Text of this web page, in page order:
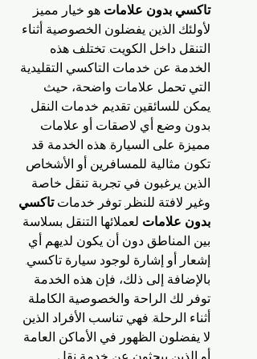
تاكسي بدون علامات هو خيار مميز
لأولئك الذين يفضلون الخصوصية أثناء
التنقل داخل الكويت. تختلف هذه
الخدمة عن خدمات التاكسي التقليدية
التي تحمل علامات واضحة، حيث
يمكن للسائقين تقديم خدمات النقل
بدون وضع أي لاصقات أو علامات
مميزة على السيارة. هذه الخدمة قد
تكون مثالية للمسافرين أو الأشخاص
الذين يرغبون في تجربة تنقل خاصة
وغير لافتة للنظر. توفر خدمات تاكسي
بدون علامات لعملائها التنقل بسلاسة
بين المناطق دون أن يكون لديهم أي
إشعار أو إشارة لوجود سيارة تاكسي.
بالإضافة إلى ذلك، فإن هذه الخدمة
توفر لك الراحة والخصوصية الكاملة
أثناء الرحلة. فهي تناسب الأفراد الذين
لا يفضلون الظهور في الأماكن العامة